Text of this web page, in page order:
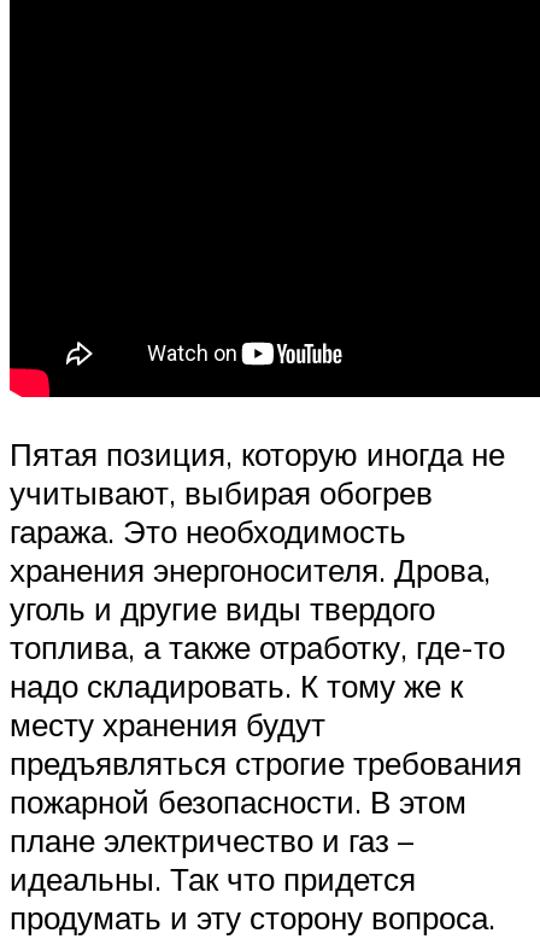
Пятая позиция, которую иногда не
учитывают, выбирая обогрев
гаража. Это необходимость
хранения энергоносителя. Дрова,
уголь и другие виды твердого
топлива, а также отработку, где-то
надо складировать. К тому же к
месту хранения будут
предъявляться строгие требования
пожарной безопасности. В этом
плане электричество и газ –
идеальны. Так что придется
продумать и эту сторону вопроса.